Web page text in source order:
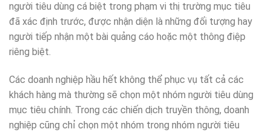
người tiêu dùng cá biệt trong phạm vi thị trường mục tiêu
đã xác định trước, được nhận diện là những đối tượng hay
người tiếp nhận một bài quảng cáo hoặc một thông điệp
riêng biệt.
Các doanh nghiệp hầu hết không thể phục vụ tất cả các
khách hàng mà thường sẽ chọn một nhóm người tiêu dùng
mục tiêu chính. Trong các chiến dịch truyền thông, doanh
nghiệp cũng chỉ chọn một nhóm trong nhóm người tiêu